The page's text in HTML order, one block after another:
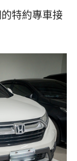
特約專車接